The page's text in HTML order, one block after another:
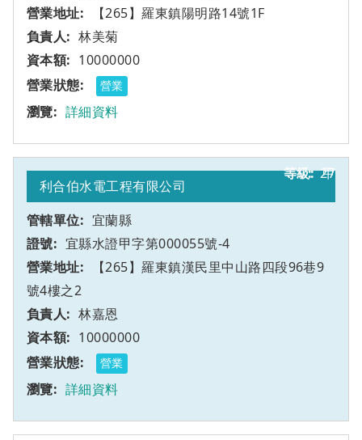
【265】羅東鎮陽明路14號1F
林美菊
10000000
營業
詳細資料
27
利合伯水電工程有限公司
宜蘭縣
宜縣水證甲字第000055號-4
【265】羅東鎮漢民里中山路四段96巷9
號4樓之2
甲
林嘉恩
10000000
營業
詳細資料